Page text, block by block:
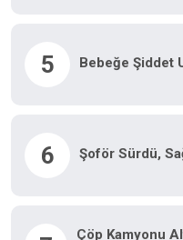
5 Bebeğe Şiddet
6 Şoför Sürdü,
Çöp Kamyonu